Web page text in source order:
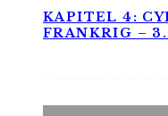
KAPITEL 4:
FRANKRIG –